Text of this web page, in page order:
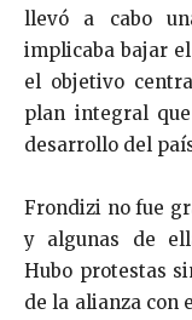
llevó a cabo
implicaba bajar
el objetivo
plan integral
desarrollo del
Frondizi no fue
y algunas de
Hubo protestas
de la alianza con